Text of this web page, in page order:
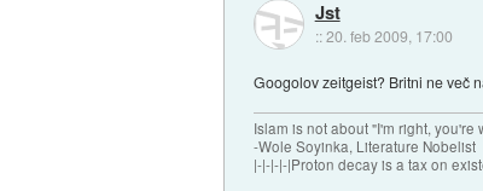
Jst
::20. feb 2009, 17:00
Googolov zeitgeist? Britni ne več
Islam is not about "I'm right, you're
-Wole Soyinka, Literature Nobelist
|-|-|-|-|Proton decay is a tax on